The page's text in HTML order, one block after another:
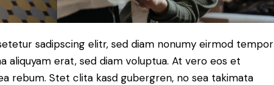
sadipscing elitr, sed diam nonumy eirmod tempor
aliquyam erat, sed diam voluptua. At vero eos et
rebum. Stet clita kasd gubergren, no sea takimata